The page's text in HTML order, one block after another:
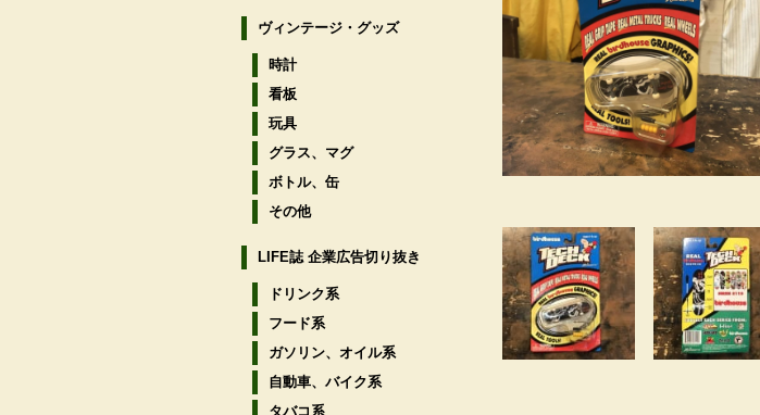
ヴィンテージ・グッズ
時計
看板
玩具
グラス、マグ
ボトル、缶
その他
LIFE誌 企業広告切り抜き
ドリンク系
フード系
ガソリン、オイル系
自動車、バイク系
タバコ系